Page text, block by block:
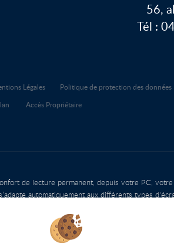
56,
Tél :
Légales Politique de protection des données
Accès Propriétaire
de lecture permanent, depuis votre PC,
automatiquement aux différents types